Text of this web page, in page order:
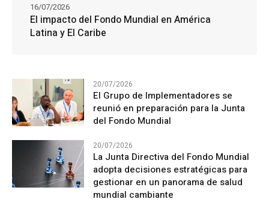
El impacto del Fondo Mundial en América
Latina y El Caribe
16/07/2026
20/07/2026
El Grupo de Implementadores se
reunió en preparación para la Junta
del Fondo Mundial
20/07/2026
La Junta Directiva del Fondo Mundial
adopta decisiones estratégicas para
gestionar en un panorama de salud
mundial cambiante